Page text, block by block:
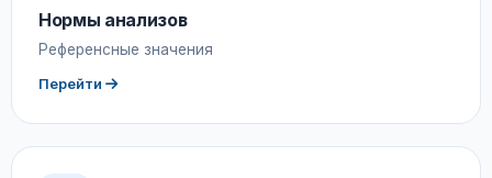
Нормы анализов
Референсные значения
Перейти